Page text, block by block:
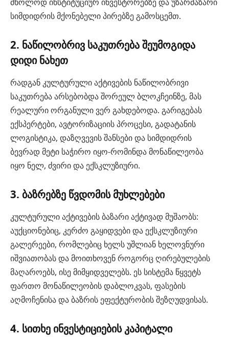
სიმდიდრის მქონებელი პირებზე გამოსცემთ.
2. ნაწილობრივ საკუთრება შეუმოგიდა
დიდი ნახეთ
რადგან კულტურული აქტივების ნაწილობრივი
საკუთრება არსებობდა შორეულ ბლოკჩეინზე, მას
რეალური ორგანული ვერ გახდებოდა. გარიგებას
ექსპერტები, ავტორიზაციის პროცესი, გადატანის
ლოგისტიკა, დაზღვევის შანსები და სიმდიდრის
ბევრად მეტი საჭირო იყო-რომინდა მონაწილეობა
იყო ნელ, ძვირი და ექსკლუზიური.
3. ბაზრებზე წვდომის მუხლებები
კულტურული აქტივების ბაზარი აქტივად მუშაობს:
აუქციონებიც, კერძო გაყიდვები და ექსკლუზიური
გალერეები, რომლებიც ხელს უშლიან ხელოვნური
იშვიათობას და მოითხოვენ როგორც ღირებულების
მაღაროებს, ისე მიმყიდველებს. ეს სისტემა წყვეტს
ფართო მონაწილეობის დაბლოკვას, ფასების
აღმოჩენისა და ბაზრის ეფექტურობის შეზღუდვისას.
4. სითხე ინვესტიციების კაპიტალი